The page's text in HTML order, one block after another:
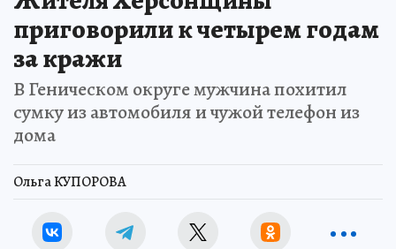
приговорили к четырем годам
за кражи
В Геническом округе мужчина похитил
сумку из автомобиля и чужой телефон из
дома
Ольга КУПОРОВА